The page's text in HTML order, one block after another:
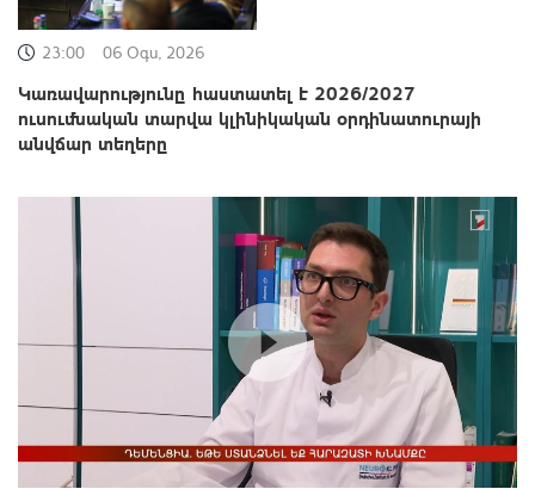
23:00 06 Օգս, 2026
Կառավարությունը հաստատել է 2026/2027
ուսումնական տարվա կլինիկական օրդինատուրայի
անվճար տեղերը